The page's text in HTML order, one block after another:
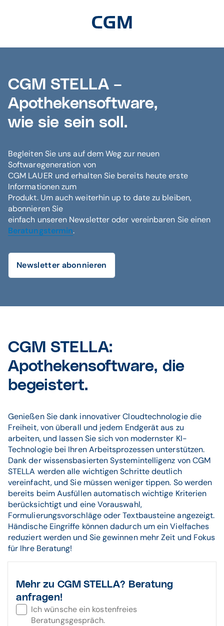
CGM STELLA –
Apothekensoftware,
wie sie sein soll.
Begleiten Sie uns auf dem Weg zur neuen
Softwaregeneration von
CGM LAUER und erhalten Sie bereits heute erste
Informationen zum
Produkt. Um auch weiterhin up to date zu bleiben,
abonnieren Sie
einfach unseren Newsletter oder vereinbaren Sie einen
Beratungstermin.
Newsletter abonnieren
CGM STELLA:
Apothekensoftware, die
begeistert.
Genießen Sie dank innovativer Cloudtechnologie die
Freiheit, von überall und jedem Endgerät aus zu
arbeiten, und lassen Sie sich von modernster KI-
Technologie bei Ihren Arbeitsprozessen unterstützen.
Dank der wissensbasierten Systemintelligenz von CGM
STELLA werden alle wichtigen Schritte deutlich
vereinfacht, und Sie müssen weniger tippen. So werden
bereits beim Ausfüllen automatisch wichtige Kriterien
berücksichtigt und eine Vorauswahl,
Formulierungsvorschläge oder Textbausteine angezeigt.
Händische Eingriffe können dadurch um ein Vielfaches
reduziert werden und Sie gewinnen mehr Zeit und Fokus
für Ihre Beratung!
Mehr zu CGM STELLA? Beratung
anfragen!
Ich wünsche ein kostenfreies
Beratungsgespräch.